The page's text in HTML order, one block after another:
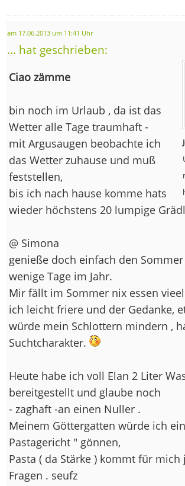
am 17.06.2013 um 11:41 Uhr
... hat geschrieben:
Ciao zämme
bin noch im Urlaub , da ist das
Wetter alle Tage traumhaft -
mit Argusaugen beobachte ich
das Wetter zuhause und muß
feststellen,
bis ich nach hause komme hats
wieder höchstens 20 lumpige
@ Simona
genieße doch einfach den
wenige Tage im Jahr.
Mir fällt im Sommer nix essen
ich leicht friere und der Gedanke,
würde mein Schlottern mindern ,
Suchtcharakter.
Heute habe ich voll Elan 2 Liter
bereitgestellt und glaube noch
- zaghaft -an einen Nuller .
Meinem Göttergatten würde ich
Pastagericht " gönnen,
Pasta ( da Stärke ) kommt für
Fragen . seufz